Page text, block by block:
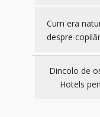
Cum era
despre
Dincolo de
Hotels